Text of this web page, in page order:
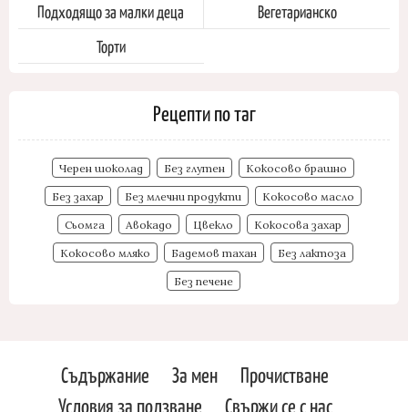
Подходящо за малки деца
Вегетарианско
Торти
Рецепти по таг
Черен шоколад Без глутен Кокосово брашно
Без захар Без млечни продукти Кокосово масло
Сьомга Авокадо Цвекло Кокосова захар
Кокосово мляко Бадемов тахан Без лактоза
Без печене
Съдържание За мен
Прочистване
Условия за ползване
Свържи се с нас